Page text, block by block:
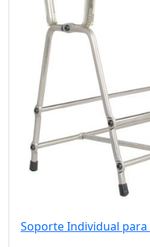
Soporte Individual para